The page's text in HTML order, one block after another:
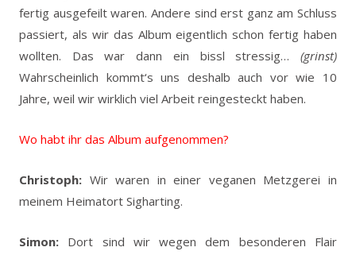
fertig ausgefeilt waren. Andere sind erst ganz am Schluss
passiert, als wir das Album eigentlich schon fertig haben
wollten. Das war dann ein bissl stressig… (grinst)
Wahrscheinlich kommt‘s uns deshalb auch vor wie 10
Jahre, weil wir wirklich viel Arbeit reingesteckt haben.
Wo habt ihr das Album aufgenommen?
Christoph: Wir waren in einer veganen Metzgerei in
meinem Heimatort Sigharting.
Simon: Dort sind wir wegen dem besonderen Flair